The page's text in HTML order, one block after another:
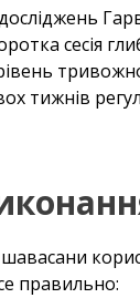
сесія
тижнів
правильно: